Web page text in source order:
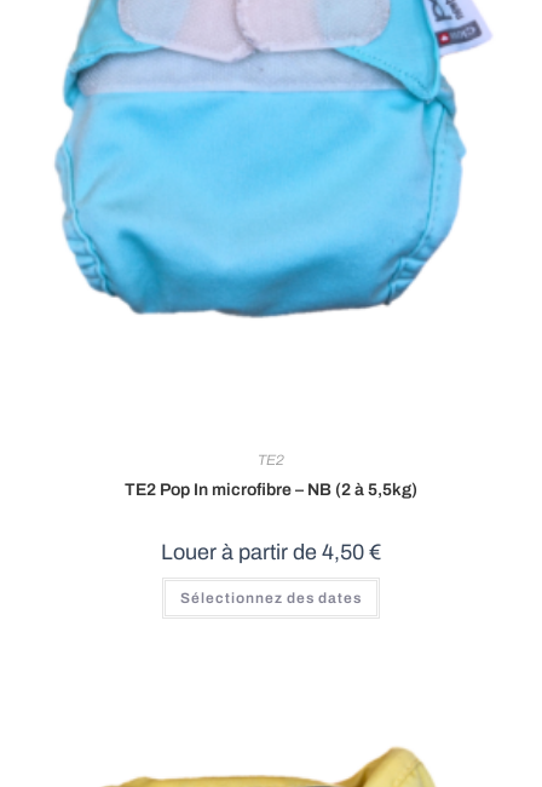
TE2
TE2 Pop In microfibre – NB (2 à 5,5kg)
Louer à partir de 4,50 €
Sélectionnez des dates